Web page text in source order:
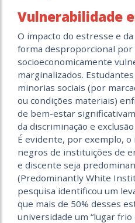
Vulnerabilidade
O impacto do estresse e
forma desproporcional por
socioeconomicamente
marginalizados.
minorias sociais (por
ou condições materiais)
de bem-estar
da discriminação e
É evidente, por exemplo,
negros de instituições de
e discente seja
(Predominantly White
pesquisa identificou um
que mais de 50% desses
universidade um “lugar frio